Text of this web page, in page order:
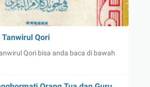
Qori
Qori bisa anda baca di bawah